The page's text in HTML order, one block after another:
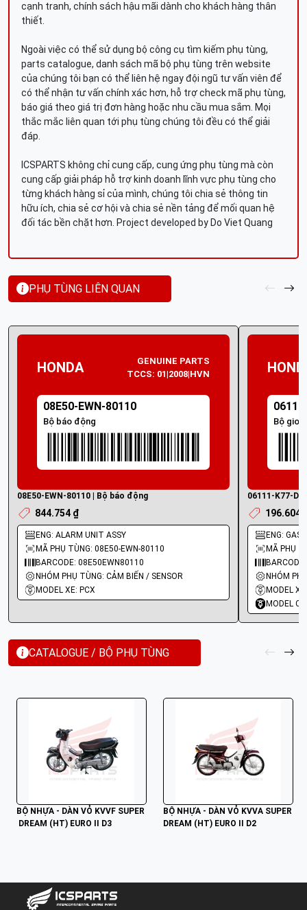
cạnh tranh, chính sách hậu mãi dành cho khách hàng thân
thiết.
Ngoài việc có thể sử dụng bộ công cụ tìm kiếm phụ tùng,
parts catalogue, danh sách mã bộ phụ tùng trên website
của chúng tôi bạn có thể liên hệ ngay đội ngũ tư vấn viên để
có thể nhận tư vấn chính xác hơn, hỗ trợ check mã phụ tùng,
báo giá theo giá trị đơn hàng hoặc nhu cầu mua sắm. Mọi
thắc mắc liên quan tới phụ tùng chúng tôi đều có thể giải
đáp.
ICSPARTS không chỉ cung cấp, cung ứng phụ tùng mà còn
cung cấp giải pháp hỗ trợ kinh doanh lĩnh vực phụ tùng cho
từng khách hàng sỉ của mình, chúng tôi chia sẻ thông tin
hữu ích, chia sẻ cơ hội và chia sẻ nền tảng để mối quan hệ
đối tác bền chặt hơn. Project developed by Do Viet Quang
PHỤ TÙNG LIÊN QUAN
HONDA
GENUINE PARTS
TCCS: 01|2008|HVN
08E50-EWN-80110
Bộ báo động
08E50-EWN-80110 | Bộ báo động
844.754 ₫
ENG: ALARM UNIT ASSY
MÃ PHỤ TÙNG: 08E50-EWN-80110
BARCODE: 08E50EWN80110
NHÓM PHỤ TÙNG: CẢM BIẾN / SENSOR
MODEL XE: PCX
Bộ
06111-K77-
196.604
ENG:
MÃ PHỤ
MODEL
MODEL
CATALOGUE / BỘ PHỤ TÙNG
BỘ NHỰA - DÀN VỎ KVVF SUPER
DREAM (HT) EURO II D3
BỘ NHỰA - DÀN VỎ KVVA SUPER
DREAM (HT) EURO II D2